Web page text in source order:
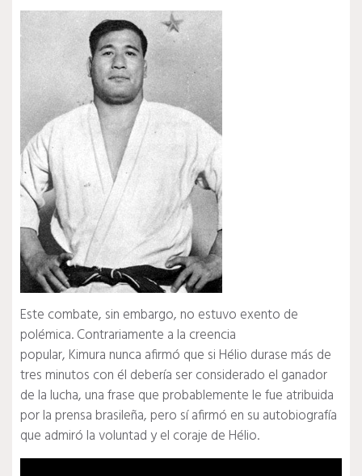
Este combate, sin embargo, no estuvo exento de
polémica. Contrariamente a la creencia
popular, Kimura nunca afirmó que si Hélio durase más de
tres minutos con él debería ser considerado el ganador
de la lucha, una frase que probablemente le fue atribuida
por la prensa brasileña, pero sí afirmó en su autobiografía
que admiró la voluntad y el coraje de Hélio.